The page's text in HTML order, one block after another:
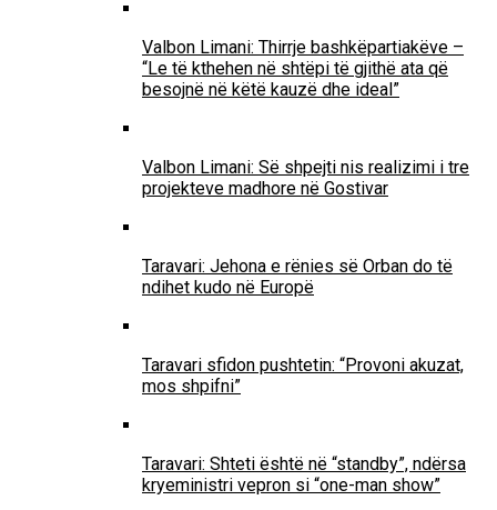
Valbon Limani: Thirrje bashkëpartiakëve –
“Le të kthehen në shtëpi të gjithë ata që
besojnë në këtë kauzë dhe ideal”
Valbon Limani: Së shpejti nis realizimi i tre
projekteve madhore në Gostivar
Taravari: Jehona e rënies së Orban do të
ndihet kudo në Europë
Taravari sfidon pushtetin: “Provoni akuzat,
mos shpifni”
Taravari: Shteti është në “standby”, ndërsa
kryeministri vepron si “one-man show”